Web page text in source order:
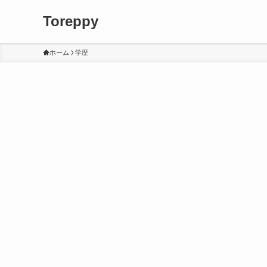
Toreppy
ホーム 学歴